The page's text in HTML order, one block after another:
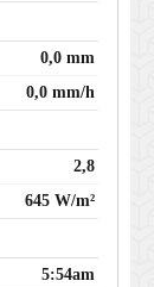
0,0 mm
0,0 mm/h
2,8
645 W/m²
5:54am